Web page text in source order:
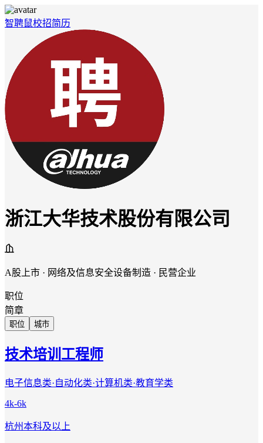
智聘鼠校招简历
浙江大华技术股份有限公司
A股上市 · 网络及信息安全设备制造 · 民营企业
职位
简章
职位 城市
技术培训工程师
电子信息类·自动化类·计算机类·教育学类
4k-6k
杭州本科及以上